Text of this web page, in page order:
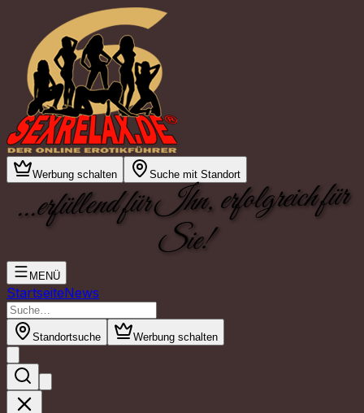
Werbung schalten Suche mit Standort
...erfüllend für Ihn, erfolgreich für
Sie!
MENÜ
StartseiteNews
Standortsuche Werbung schalten